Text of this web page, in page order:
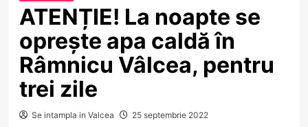
ATENȚIE! La noapte se
oprește apa caldă în
Râmnicu Vâlcea, pentru
trei zile
Se intampla in Valcea 25 septembrie 2022